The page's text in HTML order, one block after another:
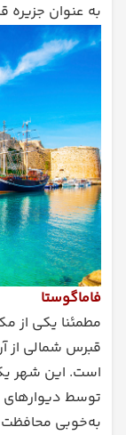
به عنوان
فاماگوستا
مطمئنا یکی از
قبرس شمالی از
است. این شهر
توسط دیوارهای
به‌خوبی